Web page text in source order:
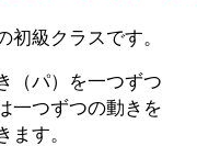
級クラスです。
（パ）を一つずつ
一つずつの動きを
す。